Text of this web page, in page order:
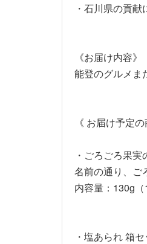
・石川県の貢
《お届け内容》
能登のグルメま
《 お届け予定の
・ごろごろ果
名前の通り、ご
内容量：130g（
・塩あられ 箱